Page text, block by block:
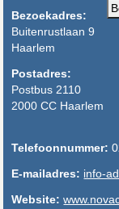
Bezoekadres:
Buitenrustlaan 9
Haarlem
Postadres:
Postbus 2110
2000 CC Haarlem
Telefoonnummer:
E-mailadres: info-
Website: